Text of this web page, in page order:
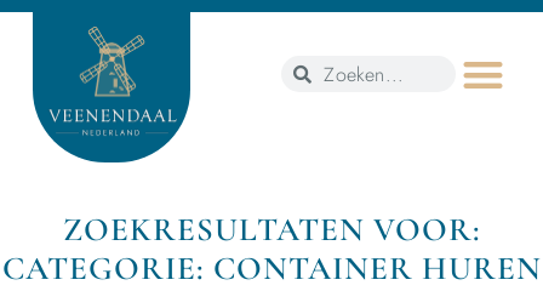
ZOEKRESULTATEN VOOR:
CATEGORIE: CONTAINER HUREN